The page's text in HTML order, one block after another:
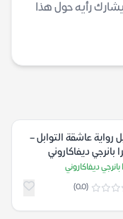
رأيه حول هذا
رواية عاشقة التوابل –
بانرجي ديفاكاروني
ديفاكاروني
(0.0)